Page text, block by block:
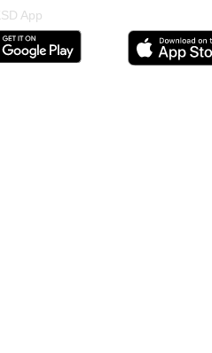
App